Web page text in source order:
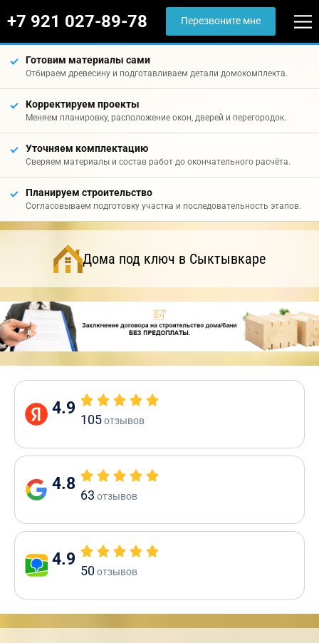
+7 921 027-89-78 Перезвоните мне
Готовим материалы сами
Отбираем древесину и подготавливаем детали домокомплекта.
Корректируем проекты
Меняем планировку, расположение окон, дверей и перегородок.
Уточняем комплектацию
Сверяем материалы и состав работ до окончательного расчёта.
Планируем строительство
Согласовываем подготовку участка и последовательность этапов.
Дома под ключ в Сыктывкаре
4.9
105отзывов
4.8
63 отзывов
4.9
50отзывов